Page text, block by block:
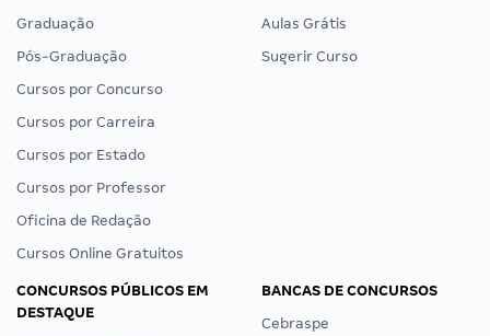
Graduação
Pós-Graduação
Cursos por Concurso
Cursos por Carreira
Cursos por Estado
Cursos por Professor
Oficina de Redação
Cursos Online Gratuitos
Aulas Grátis
Sugerir Curso
CONCURSOS PÚBLICOS EM
DESTAQUE
BANCAS DE CONCURSOS
Cebraspe